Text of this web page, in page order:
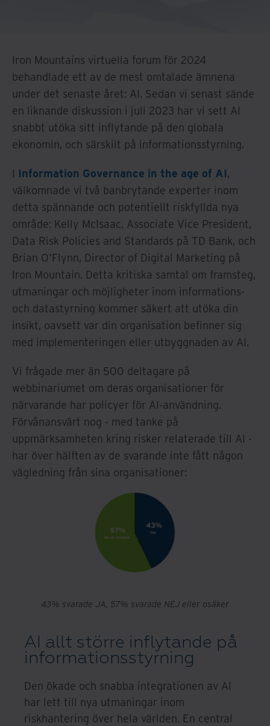
Iron Mountains virtuella forum för 2024
behandlade ett av de mest omtalade ämnena
under det senaste året: AI. Sedan vi senast sände
en liknande diskussion i juli 2023 har vi sett AI
snabbt utöka sitt inflytande på den globala
ekonomin, och särskilt på informationsstyrning.
I Information Governance in the age of AI,
välkomnade vi två banbrytande experter inom
detta spännande och potentiellt riskfyllda nya
område: Kelly McIsaac, Associate Vice President,
Data Risk Policies and Standards på TD Bank, och
Brian O'Flynn, Director of Digital Marketing på
Iron Mountain. Detta kritiska samtal om framsteg,
utmaningar och möjligheter inom informations-
och datastyrning kommer säkert att utöka din
insikt, oavsett var din organisation befinner sig
med implementeringen eller utbyggnaden av AI.
Vi frågade mer än 500 deltagare på
webbinariumet om deras organisationer för
närvarande har policyer för AI-användning.
Förvånansvärt nog - med tanke på
uppmärksamheten kring risker relaterade till AI -
har över hälften av de svarande inte fått någon
vägledning från sina organisationer:
43% svarade JA, 57% svarade NEJ eller osäker
AI allt större inflytande på
informationsstyrning
Den ökade och snabba integrationen av AI
har lett till nya utmaningar inom
riskhantering över hela världen. En central